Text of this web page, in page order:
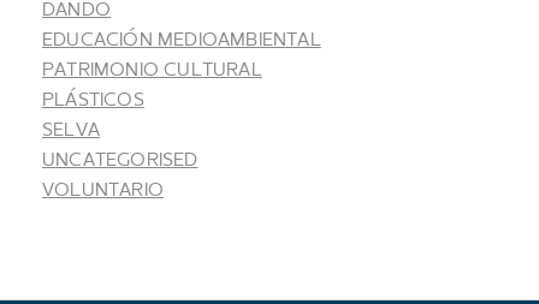
DANDO
EDUCACIÓN MEDIOAMBIENTAL
PATRIMONIO CULTURAL
PLÁSTICOS
SELVA
UNCATEGORISED
VOLUNTARIO